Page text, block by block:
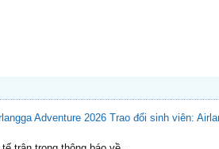
Trao đổi sinh viên: